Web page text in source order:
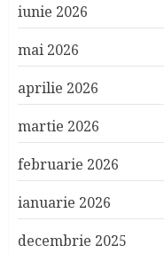
iunie 2026
mai 2026
aprilie 2026
martie 2026
februarie 2026
ianuarie 2026
decembrie 2025